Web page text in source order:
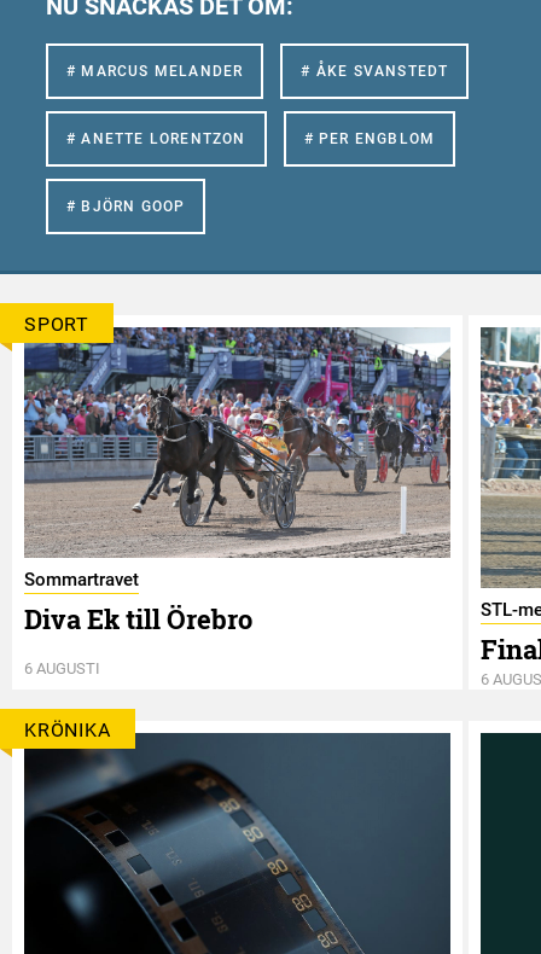
NU SNACKAS DET OM:
# MARCUS MELANDER # ÅKE SVANSTEDT
# ANETTE LORENTZON # PER ENGBLOM
# BJÖRN GOOP
SPORT
Sommartravet
Diva Ek till Örebro
6 AUGUSTI
STL-
6
KRÖNIKA